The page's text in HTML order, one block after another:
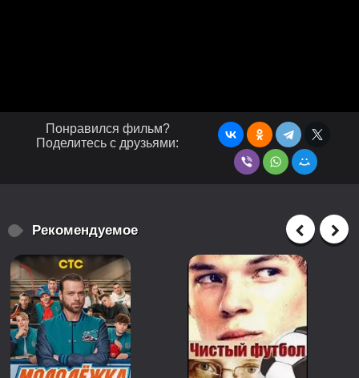
Понравился фильм?
Поделитесь с друзьями:
Рекомендуемое